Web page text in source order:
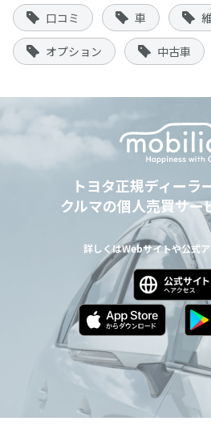
口コミ 車
オプション 中古車
トヨタ正規ディーラ
クルマの個人売買サー
詳しくはWebサイトや公式